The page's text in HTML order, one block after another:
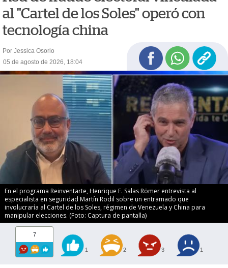
al "Cartel de los Soles" operó con
tecnología china
Por Jessica Osorio
05 de agosto de 2026, 18:04
En el programa Reinventarte, Henrique F. Salas Römer entrevista al
especialista en seguridad Martín Rodil sobre un entramado que
involucraría al Cartel de los Soles, régimen de Venezuela y China para
manipular elecciones. (Foto: Captura de pantalla)
7
1 2 3 1